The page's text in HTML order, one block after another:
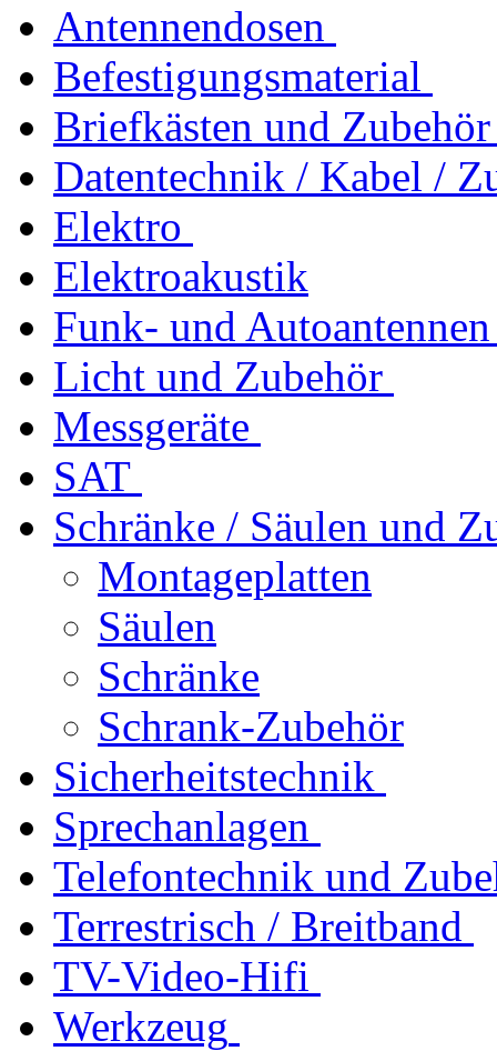
Antennendosen
Befestigungsmaterial
Briefkästen und Zubehör
Datentechnik / Kabel /
Elektro
Elektroakustik
Funk- und Autoantennen
Licht und Zubehör
Messgeräte
SAT
Schränke / Säulen und
Montageplatten
Säulen
Schränke
Schrank-Zubehör
Sicherheitstechnik
Sprechanlagen
Telefontechnik und
Terrestrisch / Breitband
TV-Video-Hifi
Werkzeug